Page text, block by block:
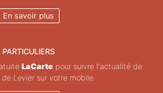
En savoir plus
PARTICULIERS
LaCartepour suivre l'actualité de
de Leviersur votre mobile.